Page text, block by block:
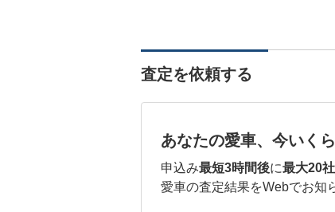
査定を依頼する
あなたの愛車、今いく
申込み最短3時間後に最大20社
愛車の査定結果をWebでお知